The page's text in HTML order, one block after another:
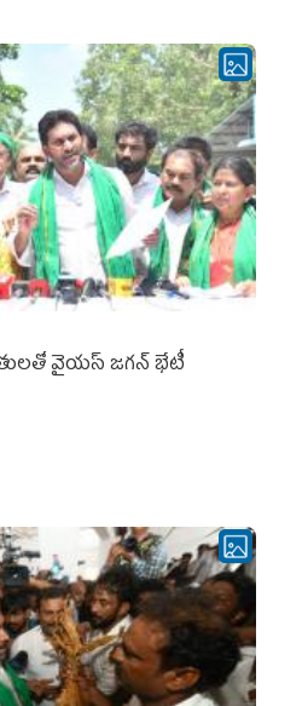
వైయస్ జగన్ భేటీ